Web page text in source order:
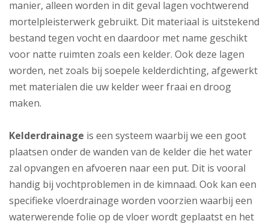
manier, alleen worden in dit geval lagen vochtwerend
mortelpleisterwerk gebruikt. Dit materiaal is uitstekend
bestand tegen vocht en daardoor met name geschikt
voor natte ruimten zoals een kelder. Ook deze lagen
worden, net zoals bij soepele kelderdichting, afgewerkt
met materialen die uw kelder weer fraai en droog
maken.
Kelderdrainage is een systeem waarbij we een goot
plaatsen onder de wanden van de kelder die het water
zal opvangen en afvoeren naar een put. Dit is vooral
handig bij vochtproblemen in de kimnaad. Ook kan een
specifieke vloerdrainage worden voorzien waarbij een
waterwerende folie op de vloer wordt geplaatst en het